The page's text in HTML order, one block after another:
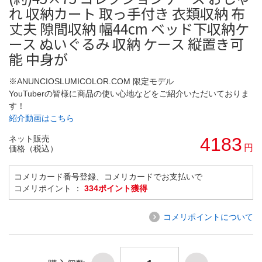
れ 収納カート 取っ手付き 衣類収納 布
丈夫 隙間収納 幅44cm ベッド下収納ケ
ース ぬいぐるみ 収納 ケース 縦置き可
能 中身が
※ANUNCIOSLUMICOLOR.COM 限定モデル
YouTuberの皆様に商品の使い心地などをご紹介いただいておりま
す！
紹介動画はこちら
ネット販売
価格（税込）
4183 円
コメリカード番号登録、コメリカードでお支払いで
コメリポイント ： 334ポイント獲得
コメリポイントについて